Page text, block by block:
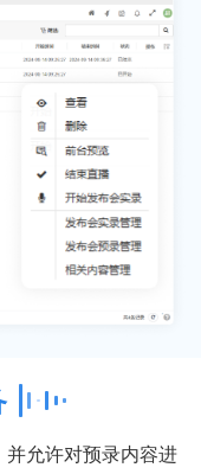
并允许对预录内容进